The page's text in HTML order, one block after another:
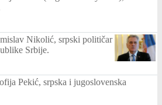
Nikolić, srpski političar
Srbije.
Pekić, srpska i jugoslovenska